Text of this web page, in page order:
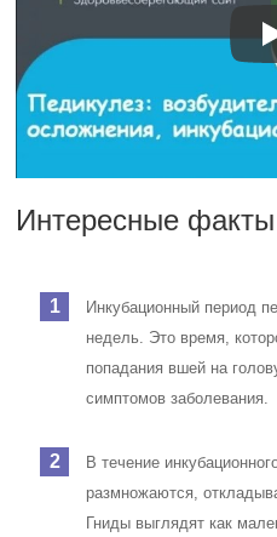
Интересные факты
Инкубационный период
недель. Это время,
попадания вшей на
симптомов заболевания.
В течение
размножаются,
Гниды выглядят как